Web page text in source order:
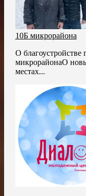
10Б микрорайона
О благоустройстве
микрорайонаО
местах...